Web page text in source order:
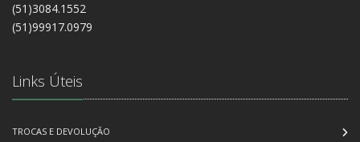
(51)3084.1552
(51)99917.0979
Links Úteis
TROCAS E DEVOLUÇÃO